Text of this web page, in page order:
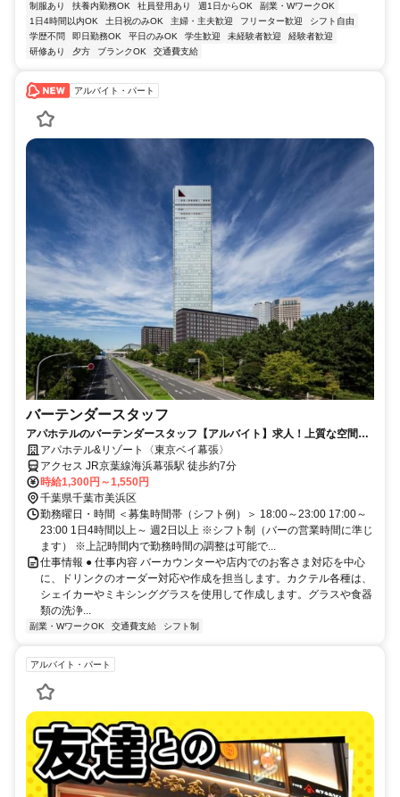
制服あり 扶養内勤務OK 社員登用あり 週1日からOK
副業・WワークOK
1日4時間以内OK
土日祝のみOK 主婦・主夫歓迎 フリーター歓迎
シフト自由
学歴不問
即日勤務OK 平日のみOK 学生歓迎 未経験者歓迎
経験者歓迎
研修あり
夕方 ブランクOK 交通費支給
アルバイト・パート
バーテンダースタッフ
アパホテルのバーテンダースタッフ【アルバイト】求人！上質な空間で
働くアパホテル&リゾート〈東京ベイ幕張〉
アクセス JR京葉線海浜幕張駅 徒歩約7分
時給1,300円～1,550円
千葉県千葉市美浜区
勤務曜日・時間 ＜募集時間帯（シフト例）＞ 18:00～23:00 17:00～
23:00 1日4時間以上～ 週2日以上 ※シフト制（バーの営業時間に準じ
ます） ※上記時間内で勤務時間の調整は可能で...
仕事情報 ● 仕事内容 バーカウンターや店内でのお客さま対応を中心
に、ドリンクのオーダー対応や作成を担当します。カクテル各種は、
シェイカーやミキシンググラスを使用して作成します。グラスや食器
類の洗浄...
副業・WワークOK 交通費支給 シフト制
アルバイト・パート